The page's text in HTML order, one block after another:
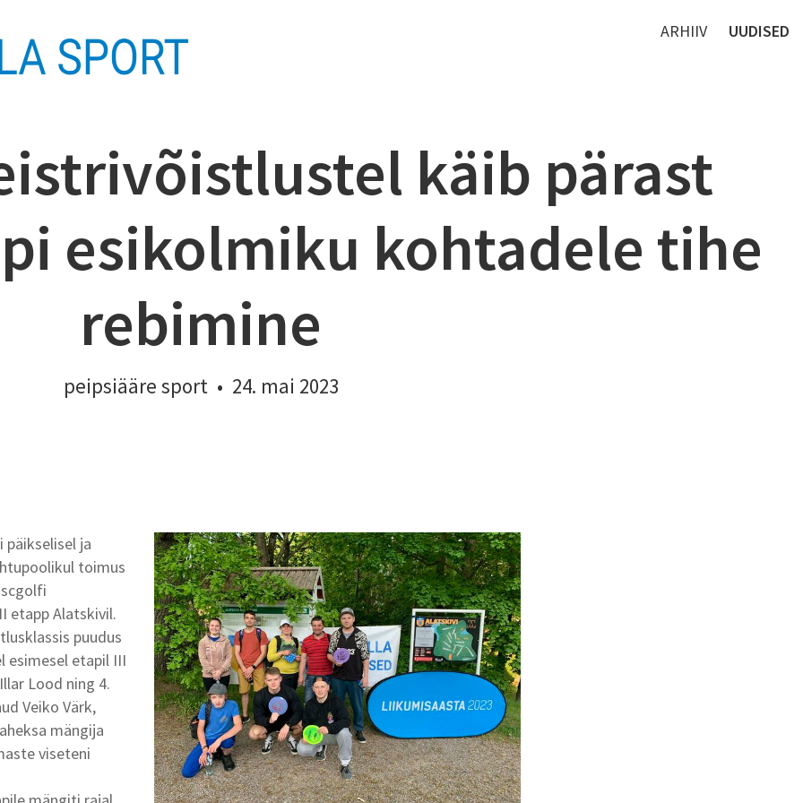
ARHIIV UUDISED
käib pärast
esikolmiku kohtadele tihe
rebimine
peipsiääre sport • 24. mai 2023
päikselisel ja
toimus
etapp Alatskivil.
puudus
esimesel etapil III
Lood ning 4.
Veiko Värk,
mängija
viseteni